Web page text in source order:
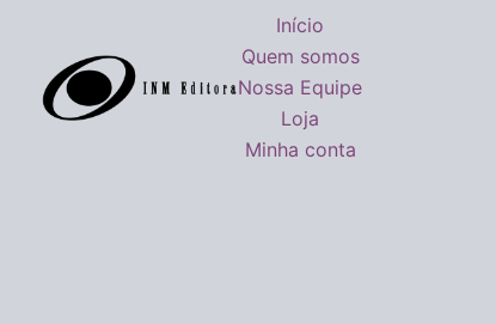
Início
Quem somos
Nossa Equipe
Loja
Minha conta